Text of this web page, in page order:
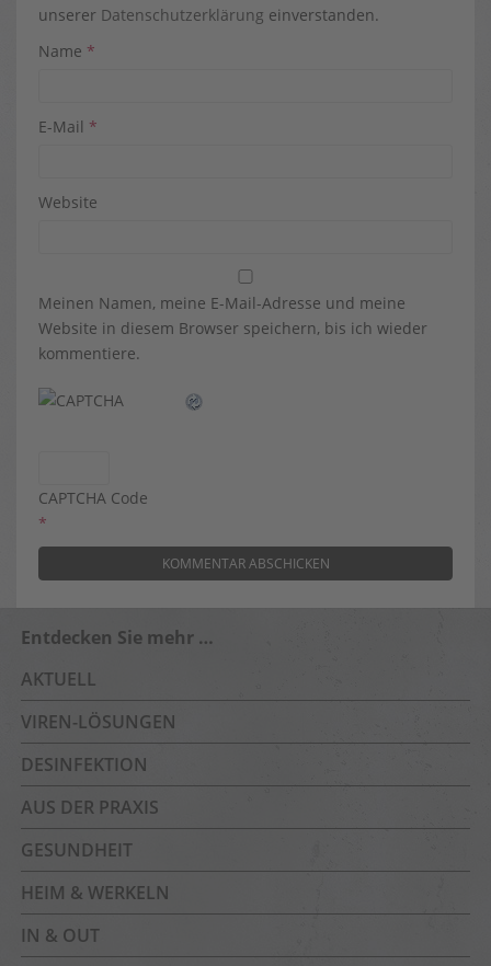
unserer Datenschutzerklärung einverstanden.
Name *
E-Mail *
Website
Meinen Namen, meine E-Mail-Adresse und meine
Website in diesem Browser speichern, bis ich wieder
kommentiere.
CAPTCHA Code
*
Entdecken Sie mehr …
AKTUELL
VIREN-LÖSUNGEN
DESINFEKTION
AUS DER PRAXIS
GESUNDHEIT
HEIM & WERKELN
IN & OUT